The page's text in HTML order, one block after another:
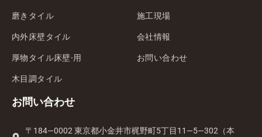
磨きタイル
内外床壁タイル
厚物タイル床壁·用
木目調タイル
施工現場
会社情報
お問い合わせ
お問い合わせ
〒184—0002 東京都小金井市梶野町5丁目11—5—302（本